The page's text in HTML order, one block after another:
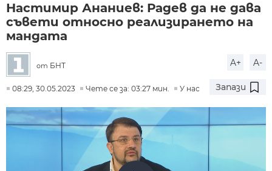
Настимир Ананиев: Радев да не дава
съвети относно реализирането на
мандата
от БНТ A+ A-
08:29, 30.05.2023 Чете се за: 03:27 мин. У нас Запази